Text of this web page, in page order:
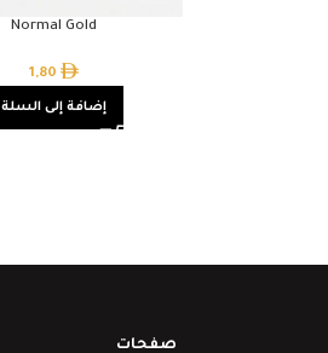
Normal Gold
1,80
إضافة إلى السلة
صفحات